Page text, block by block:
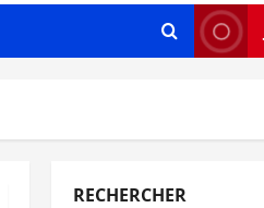
RECHERCHER